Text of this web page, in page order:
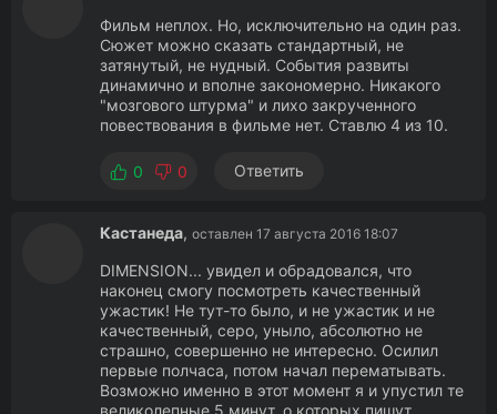
Фильм неплох. Но, исключительно на один раз.
Сюжет можно сказать стандартный, не
затянутый, не нудный. События развиты
динамично и вполне закономерно. Никакого
"мозгового штурма" и лихо закрученного
повествования в фильме нет. Ставлю 4 из 10.
0 0 Ответить
Кастанеда, оставлен 17 августа 2016 18:07
DIMENSION... увидел и обрадовался, что
наконец смогу посмотреть качественный
ужастик! Не тут-то было, и не ужастик и не
качественный, серо, уныло, абсолютно не
страшно, совершенно не интересно. Осилил
первые полчаса, потом начал перематывать.
Возможно именно в этот момент я и упустил те
великолепные 5 минут, о которых пишут